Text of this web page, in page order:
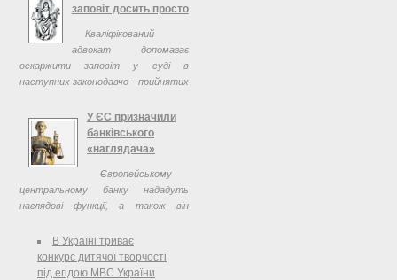
заповіт досить просто
Кваліфікований
адвокат допомагає
оскаржити заповіт у суді в
наступних законодавчо - прийнятих
У ЄС призначили
банківського
«наглядача»
Європейському
центральному банку нададуть
наглядові функції, а також він
діяльність будь-якого банку
єврозони. Так вирішили у ніч з
четверга на пятницю лідери країн ...
В Україні триває
конкурс дитячої творчості
під егідою МВС України